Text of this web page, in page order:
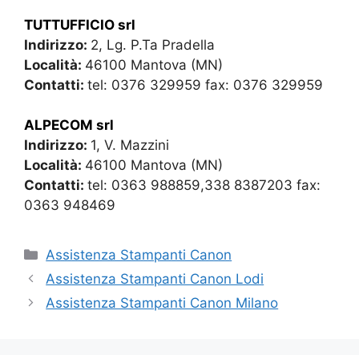
TUTTUFFICIO srl
Indirizzo: 2, Lg. P.Ta Pradella
Località: 46100 Mantova (MN)
Contatti: tel: 0376 329959 fax: 0376 329959
ALPECOM srl
Indirizzo: 1, V. Mazzini
Località: 46100 Mantova (MN)
Contatti: tel: 0363 988859,338 8387203 fax:
0363 948469
Categorie
Assistenza Stampanti Canon
Assistenza Stampanti Canon Lodi
Assistenza Stampanti Canon Milano